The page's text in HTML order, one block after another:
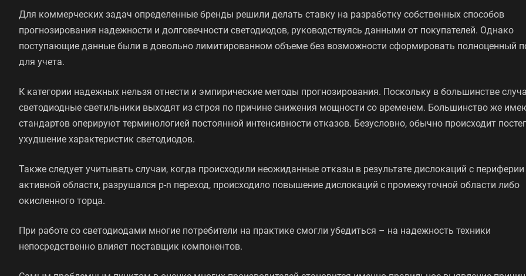
Для коммерческих задач определенные бренды решили делать ставку на разработку собственных способов
прогнозирования надежности и долговечности светодиодов, руководствуясь данными от покупателей. Однако
поступающие данные были в довольно лимитированном объеме без возможности сформировать полноценный
для учета.
К категории надежных нельзя отнести и эмпирические методы прогнозирования. Поскольку в большинстве
светодиодные светильники выходят из строя по причине снижения мощности со временем. Большинство же
стандартов оперируют терминологией постоянной интенсивности отказов. Безусловно, обычно происходит
ухудшение характеристик светодиодов.
Также следует учитывать случаи, когда происходили неожиданные отказы в результате дислокаций с периферии
активной области, разрушался p-n переход, происходило повышение дислокаций с промежуточной области либо
окисленного торца.
При работе со светодиодами многие потребители на практике смогли убедиться – на надежность техники
непосредственно влияет поставщик компонентов.